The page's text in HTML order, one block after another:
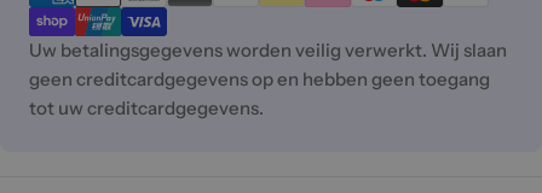
Uw betalingsgegevens worden veilig verwerkt. Wij slaan
geen creditcardgegevens op en hebben geen toegang
tot uw creditcardgegevens.